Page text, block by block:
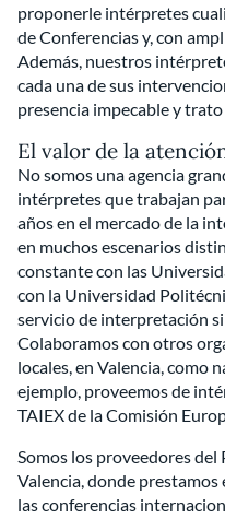
proponerle intérpretes
de Conferencias y, con
Además, nuestros
cada una de sus
presencia impecable y trato
El valor de la
No somos una agencia
intérpretes que trabajan
años en el mercado de la
en muchos escenarios
constante con las
con la Universidad
servicio de interpretación
Colaboramos con otros
locales, en Valencia, como
ejemplo, proveemos de
TAIEX de la Comisión
Somos los proveedores del
Valencia, donde prestamos
las conferencias